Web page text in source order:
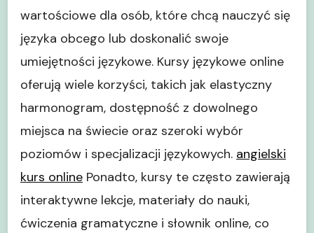
wartościowe dla osób, które chcą nauczyć się
języka obcego lub doskonalić swoje
umiejętności językowe. Kursy językowe online
oferują wiele korzyści, takich jak elastyczny
harmonogram, dostępność z dowolnego
miejsca na świecie oraz szeroki wybór
poziomów i specjalizacji językowych. angielski
kurs online Ponadto, kursy te często zawierają
interaktywne lekcje, materiały do nauki,
ćwiczenia gramatyczne i słownik online, co